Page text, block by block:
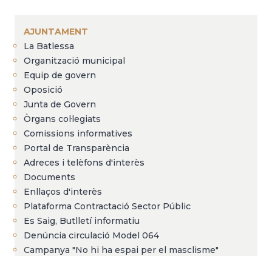
d'Ariadna
AJUNTAMENT
La Batlessa
Organització municipal
Equip de govern
Oposició
Junta de Govern
Òrgans col·legiats
Comissions informatives
Portal de Transparència
Adreces i telèfons d'interès
Documents
Enllaços d'interès
Plataforma Contractació Sector Públic
Es Saig, Butlletí informatiu
Denúncia circulació Model 064
Campanya "No hi ha espai per el masclisme"